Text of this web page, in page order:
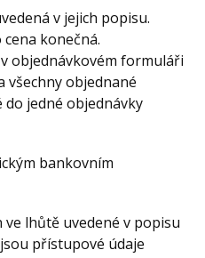
v jejich popisu.
konečná.
objednávkovém formuláři
všechny objednané
jedné objednávky
bankovním
lhůtě uvedené v popisu
přístupové údaje